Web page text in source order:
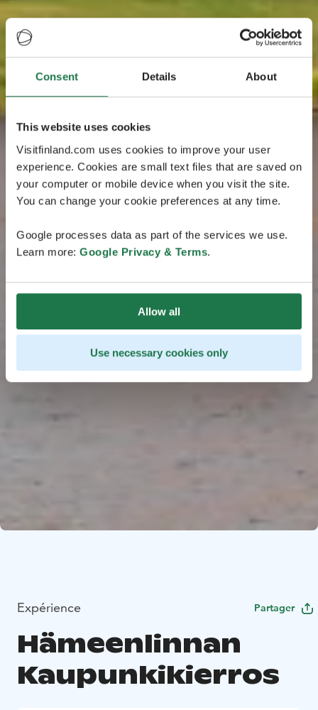
Consent Details About
This website uses cookies
Visitfinland.com uses cookies to improve your user
experience. Cookies are small text files that are saved on
your computer or mobile device when you visit the site.
You can change your cookie preferences at any time.
Google processes data as part of the services we use.
Learn more: Google Privacy & Terms.
Allow all
Use necessary cookies only
Expérience Partager
Hämeenlinnan
Kaupunkikierros